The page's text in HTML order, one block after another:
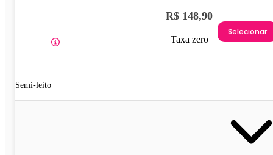
Semi-leito
R$ 148,90
Taxa zero
Selecionar